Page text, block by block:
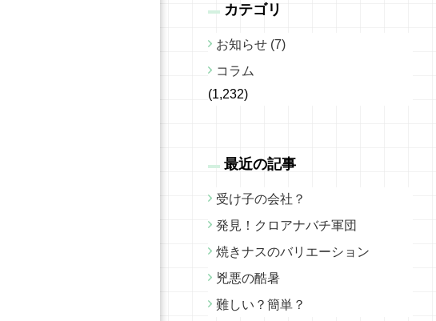
カテゴリ
お知らせ (7)
コラム
(1,232)
最近の記事
受け子の会社？
発見！クロアナバチ軍団
焼きナスのバリエーション
兇悪の酷暑
難しい？簡単？